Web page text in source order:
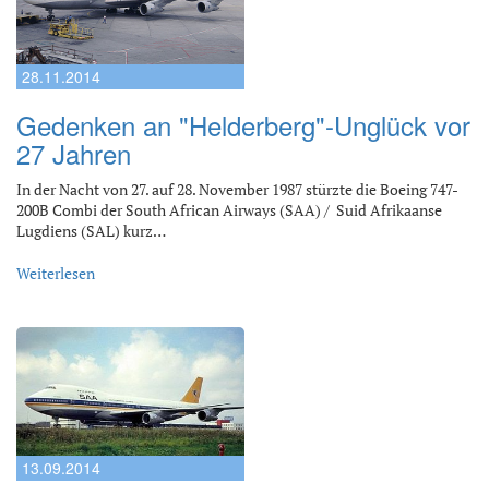
28.11.2014
Gedenken an "Helderberg"-Unglück vor
27 Jahren
In der Nacht von 27. auf 28. November 1987 stürzte die Boeing 747-
200B Combi der South African Airways (SAA) / Suid Afrikaanse
Lugdiens (SAL) kurz…
Weiterlesen
13.09.2014